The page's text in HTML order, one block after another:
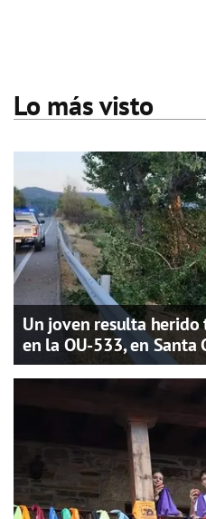
Lo más visto
Un joven resulta herido
en la OU-533, en Santa